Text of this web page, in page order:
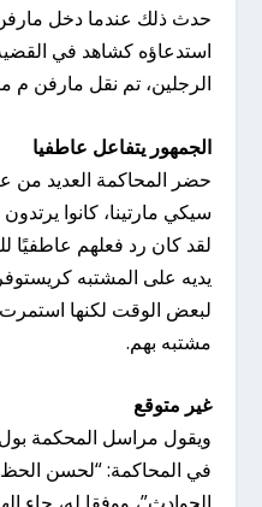
حدث ذلك عندما دخل
استدعاؤه كشاهد في
الرجلين، تم نقل مارفن م
الجمهور يتفاعل عاطفيا
حضر المحاكمة العديد من
سيكي مارتينا، كانوا
لقد كان رد فعلهم عاطفيًا
يديه على المشتبه
لبعض الوقت لكنها
مشتبه بهم.
غير متوقع
ويقول مراسل المحكمة
في المحاكمة: “لحسن